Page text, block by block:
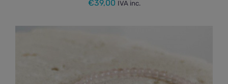
€39,00 IVA inc.